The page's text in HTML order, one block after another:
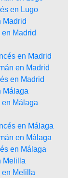
en Lugo
Madrid
Madrid
en Madrid
en Madrid
en Madrid
Málaga
Málaga
en Málaga
en Málaga
en Málaga
Melilla
en Melilla